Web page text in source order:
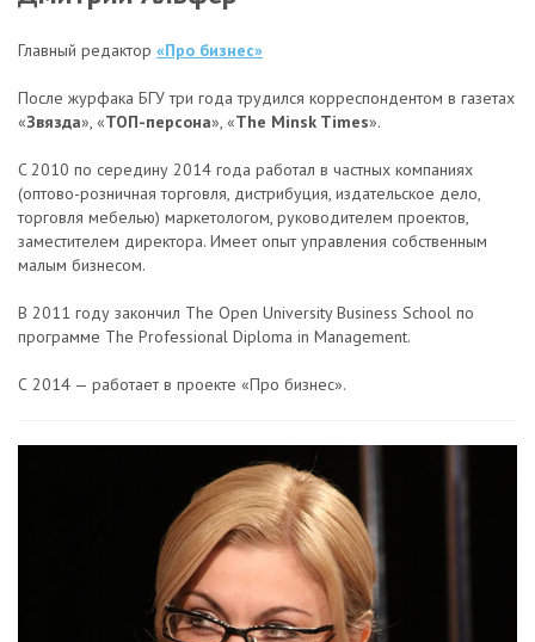
Главный редактор «Про бизнес»
После журфака БГУ три года трудился корреспондентом в газетах
«Звязда», «ТОП-персона», «The Minsk Times».
C 2010 по середину 2014 года работал в частных компаниях
(оптово-розничная торговля, дистрибуция, издательское дело,
торговля мебелью) маркетологом, руководителем проектов,
заместителем директора. Имеет опыт управления собственным
малым бизнесом.
В 2011 году закончил The Open University Business School по
программе The Professional Diploma in Management.
С 2014 — работает в проекте «Про бизнес».